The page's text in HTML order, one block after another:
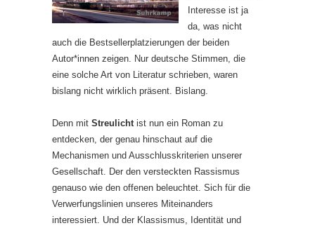
Interesse ist ja
da, was nicht
auch die Bestsellerplatzierungen der beiden
Autor*innen zeigen. Nur deutsche Stimmen, die
eine solche Art von Literatur schrieben, waren
bislang nicht wirklich präsent. Bislang.
Denn mit Streulicht ist nun ein Roman zu
entdecken, der genau hinschaut auf die
Mechanismen und Ausschlusskriterien unserer
Gesellschaft. Der den versteckten Rassismus
genauso wie den offenen beleuchtet. Sich für die
Verwerfungslinien unseres Miteinanders
interessiert. Und der Klassismus, Identität und